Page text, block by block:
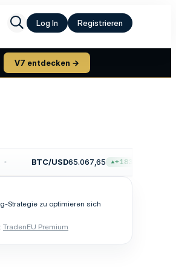
Log In Registrieren
V7 entdecken →
BTC/USD65.067,65 +183,49 (+0,28 %)
Strategie zu optimieren sich
TradenEU Premium